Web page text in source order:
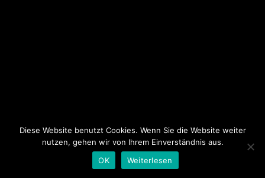
Diese Website benutzt Cookies. Wenn Sie die Website weiter
nutzen, gehen wir von Ihrem Einverständnis aus.
OK
Weiterlesen